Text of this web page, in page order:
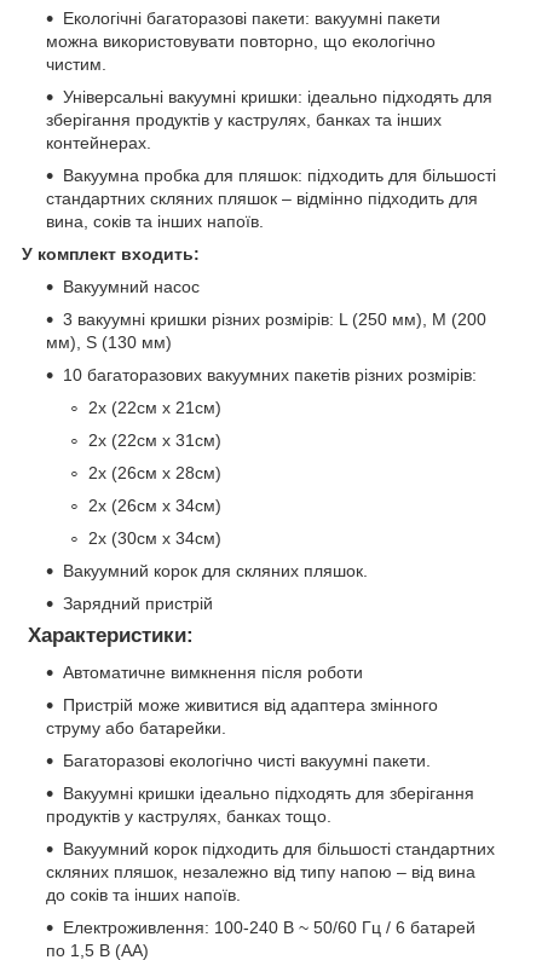
Екологічні багаторазові пакети: вакуумні пакети
можна використовувати повторно, що екологічно
чистим.
Універсальні вакуумні кришки: ідеально підходять для
зберігання продуктів у каструлях, банках та інших
контейнерах.
Вакуумна пробка для пляшок: підходить для більшості
стандартних скляних пляшок – відмінно підходить для
вина, соків та інших напоїв.
У комплект входить:
Вакуумний насос
3 вакуумні кришки різних розмірів: L (250 мм), M (200
мм), S (130 мм)
10 багаторазових вакуумних пакетів різних розмірів:
2x (22см х 21см)
2x (22см х 31см)
2x (26см х 28см)
2x (26см х 34см)
2x (30см х 34см)
Вакуумний корок для скляних пляшок.
Зарядний пристрій
Характеристики:
Автоматичне вимкнення після роботи
Пристрій може живитися від адаптера змінного
струму або батарейки.
Багаторазові екологічно чисті вакуумні пакети.
Вакуумні кришки ідеально підходять для зберігання
продуктів у каструлях, банках тощо.
Вакуумний корок підходить для більшості стандартних
скляних пляшок, незалежно від типу напою – від вина
до соків та інших напоїв.
Електроживлення: 100-240 В ~ 50/60 Гц / 6 батарей
по 1,5 В (АА)